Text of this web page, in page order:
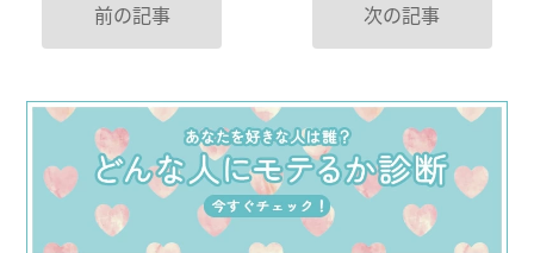
前の記事 次の記事